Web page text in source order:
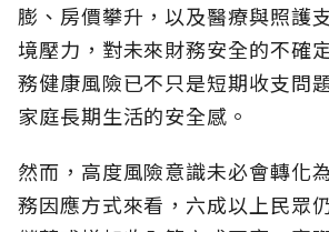
膨、房價攀升，以及醫療與照護
境壓力，對未來財務安全的不確
務健康風險已不只是短期收支問
家庭長期生活的安全感。
然而，高度風險意識未必會轉化
務因應方式來看，六成以上民眾